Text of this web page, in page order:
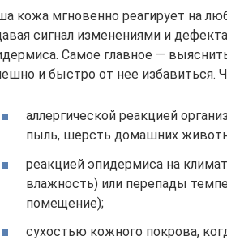
кожа мгновенно реагирует на
сигнал изменениями и
Самое главное —
и быстро от нее избавиться.
аллергической реакцией
пыль, шерсть домашних
реакцией эпидермиса на
влажность) или перепады
помещение);
сухостью кожного покрова,